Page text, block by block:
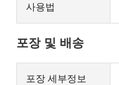
사용법
포장 및 배송
포장 세부정보